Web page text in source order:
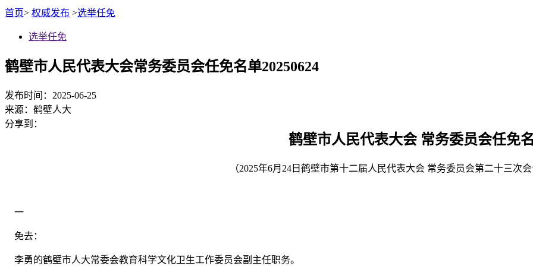
首页> 权威发布 >选举任免
选举任免
鹤壁市人民代表大会常务委员会任免名单20250624
发布时间：2025-06-25
来源： 鹤壁人大
分享到：
鹤壁市人民代表大会 常务委员会任免
（2025年6月24日鹤壁市第十二届人民代表大会 常务委员会第二十三次会
一
免去：
李勇的鹤壁市人大常委会教育科学文化卫生工作委员会副主任职务。